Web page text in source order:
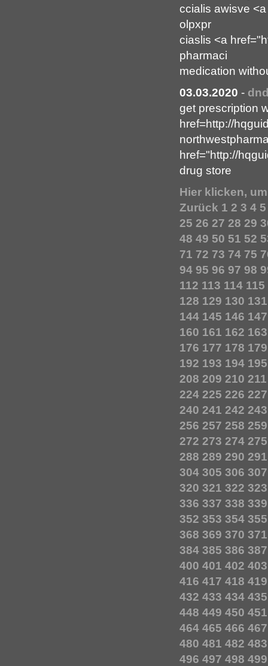
ccialis awisve
olpxpr
ciaslis <a
pharmaci
medication
03.03.2020 -
get prescription
href=http://
href="http://
drug store
Hier klicken,
Zurück 1 2 3 4 5
25 26 27 28 29
48 49 50 51 52
71 72 73 74 75
94 95 96 97 98
112 113 114 115
128 129 130 131
144 145 146 147
160 161 162 163
176 177 178 179
192 193 194 195
208 209 210 211
224 225 226 227
240 241 242 243
256 257 258 259
272 273 274 275
288 289 290 291
304 305 306 307
320 321 322 323
336 337 338 339
352 353 354 355
368 369 370 371
384 385 386 387
400 401 402 403
416 417 418 419
432 433 434 435
448 449 450 451
464 465 466 467
480 481 482 483
496 497 498 499